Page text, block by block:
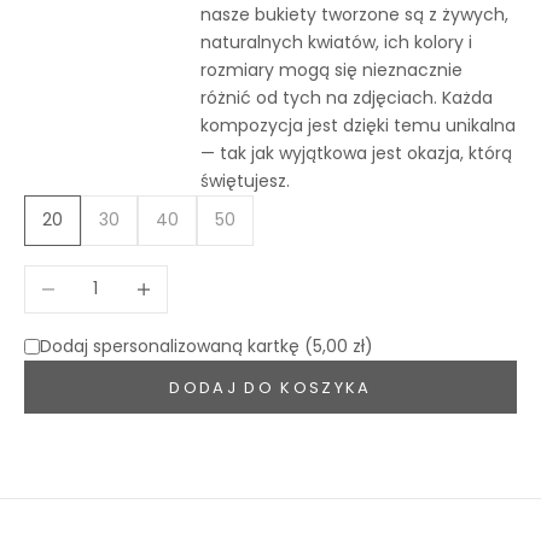
nasze bukiety tworzone są z żywych,
naturalnych kwiatów, ich kolory i
rozmiary mogą się nieznacznie
różnić od tych na zdjęciach. Każda
kompozycja jest dzięki temu unikalna
— tak jak wyjątkowa jest okazja, którą
świętujesz.
20
30 40 50
Zmniejsz ilośćZwiększ ilość
Dodaj spersonalizowaną kartkę (5,00 zł)
DODAJ DO KOSZYKA